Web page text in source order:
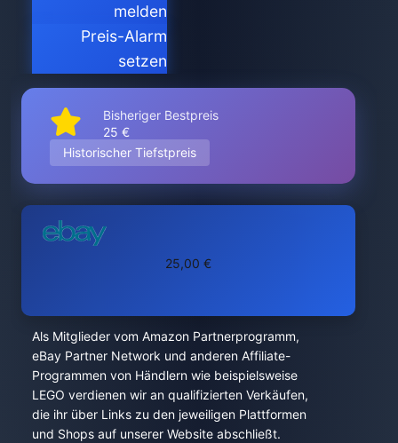
melden
Preis-Alarm
setzen
Bisheriger Bestpreis
25 €
Historischer Tiefstpreis
25,00 €
Als Mitglieder vom Amazon Partnerprogramm,
eBay Partner Network und anderen Affiliate-
Programmen von Händlern wie beispielsweise
LEGO verdienen wir an qualifizierten Verkäufen,
die ihr über Links zu den jeweiligen Plattformen
und Shops auf unserer Website abschließt.